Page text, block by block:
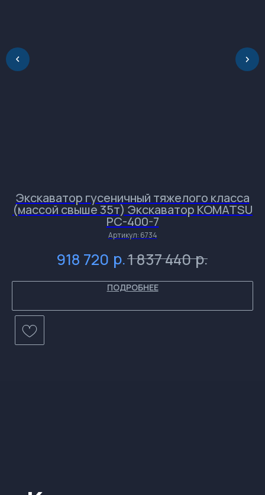
Экскаватор гусеничный тяжелого класса
(массой свыше 35т) Экскаватор KOMATSU
PC-400-7
Артикул: 6734
918 720 р.1 837 440 р.
ПОДРОБНЕЕ
и
и
и